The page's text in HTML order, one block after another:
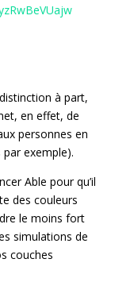
à part,
en effet, de
personnes en
exemple).
Able pour qu’il
des couleurs
le moins fort
simulations de
couches